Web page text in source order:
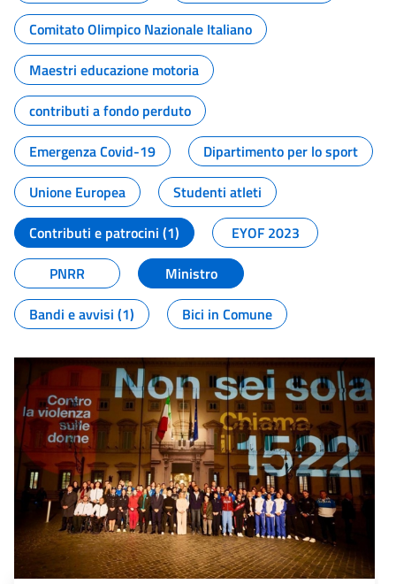
Comitato Olimpico Nazionale Italiano
Maestri educazione motoria
contributi a fondo perduto
Emergenza Covid-19
Dipartimento per lo sport
Unione Europea
Studenti atleti
Contributi e patrocini (1)
EYOF 2023
PNRR
Ministro
Bandi e avvisi (1)
Bici in Comune